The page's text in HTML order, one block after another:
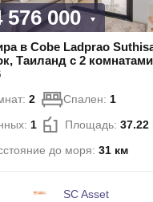
576 000
в Cobe Ladprao
Таиланд с 2
2 Спален: 1
1 Площадь: 37.22
до моря: 31 км
SC Asset